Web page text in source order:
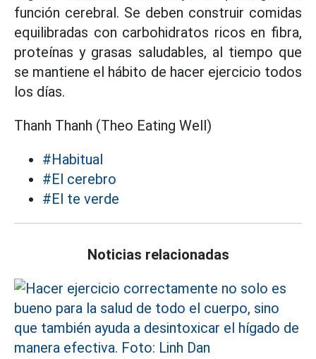
función cerebral. Se deben construir comidas
equilibradas con carbohidratos ricos en fibra,
proteínas y grasas saludables, al tiempo que
se mantiene el hábito de hacer ejercicio todos
los días.
Thanh Thanh (Theo Eating Well)
#Habitual
#El cerebro
#El te verde
Noticias relacionadas